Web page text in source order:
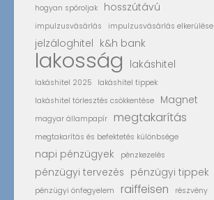
hogyan spóroljak hosszútávú
impulzusvásárlás impulzusvásárlás elkerülése
jelzáloghitel k&h bank
lakosság lakáshitel
lakáshitel 2025
lakáshitel tippek
lakáshitel törlesztés csökkentése
Magnet
magyar állampapír megtakarítás
megtakarítás és befektetés különbsége
napi pénzügyek pénzkezelés
pénzügyi tervezés pénzügyi tippek
pénzügyi önfegyelem raiffeisen részvény